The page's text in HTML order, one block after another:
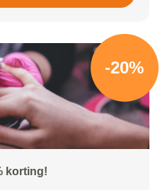
-20%
korting!